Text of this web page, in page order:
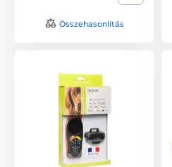
Összehasonlítás